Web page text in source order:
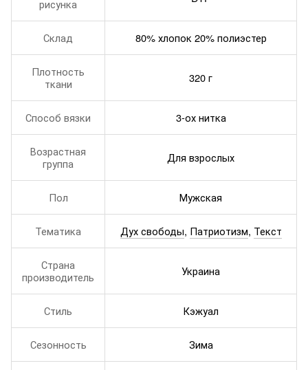
рисунка
Склад 80% хлопок 20% полиэстер
Плотность
ткани
320 г
Способ вязки 3-ох нитка
Возрастная
группа
Для взрослых
Пол Мужская
Тематика Дух свободы, Патриотизм, Текст
Страна
производитель
Украина
Стиль Кэжуал
Сезонность Зима